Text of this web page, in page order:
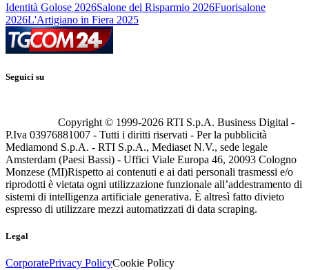
Identità Golose 2026Salone del Risparmio 2026Fuorisalone
2026L'Artigiano in Fiera 2025
Seguici su
Copyright © 1999-2026 RTI S.p.A. Business Digital -
P.Iva 03976881007 - Tutti i diritti riservati - Per la pubblicità
Mediamond S.p.A. - RTI S.p.A., Mediaset N.V., sede legale
Amsterdam (Paesi Bassi) - Uffici Viale Europa 46, 20093 Cologno
Monzese (MI)Rispetto ai contenuti e ai dati personali trasmessi e/o
riprodotti è vietata ogni utilizzazione funzionale all’addestramento di
sistemi di intelligenza artificiale generativa. È altresì fatto divieto
espresso di utilizzare mezzi automatizzati di data scraping.
Legal
CorporatePrivacy PolicyCookie Policy